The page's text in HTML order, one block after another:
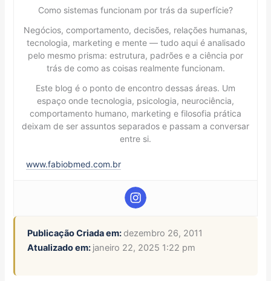
Como sistemas funcionam por trás da superfície?
Negócios, comportamento, decisões, relações humanas,
tecnologia, marketing e mente — tudo aqui é analisado
pelo mesmo prisma: estrutura, padrões e a ciência por
trás de como as coisas realmente funcionam.
Este blog é o ponto de encontro dessas áreas. Um
espaço onde tecnologia, psicologia, neurociência,
comportamento humano, marketing e filosofia prática
deixam de ser assuntos separados e passam a conversar
entre si.
www.fabiobmed.com.br
Publicação Criada em:dezembro 26, 2011
Atualizado em: janeiro 22, 2025 1:22 pm